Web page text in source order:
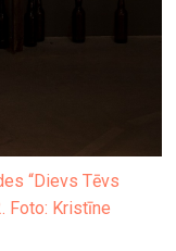
“Dievs Tēvs
Foto: Kristīne